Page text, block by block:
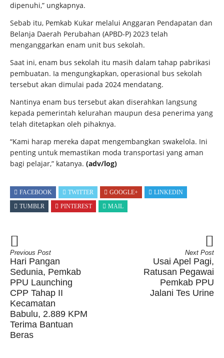
dipenuhi,” ungkapnya.
Sebab itu, Pemkab Kukar melalui Anggaran Pendapatan dan
Belanja Daerah Perubahan (APBD-P) 2023 telah
menganggarkan enam unit bus sekolah.
Saat ini, enam bus sekolah itu masih dalam tahap pabrikasi
pembuatan. Ia mengungkapkan, operasional bus sekolah
tersebut akan dimulai pada 2024 mendatang.
Nantinya enam bus tersebut akan diserahkan langsung
kepada pemerintah kelurahan maupun desa penerima yang
telah ditetapkan oleh pihaknya.
“Kami harap mereka dapat mengembangkan swakelola. Ini
penting untuk memastikan moda transportasi yang aman
bagi pelajar,” katanya. (adv/log)
FACEBOOK TWITTER GOOGLE+
LINKEDIN
TUMBLR
PINTEREST MAIL
Previous Post
Hari Pangan
Sedunia, Pemkab
PPU Launching
CPP Tahap II
Kecamatan
Babulu, 2.889 KPM
Terima Bantuan
Beras
Next Post
Usai Apel Pagi,
Ratusan Pegawai
Pemkab PPU
Jalani Tes Urine